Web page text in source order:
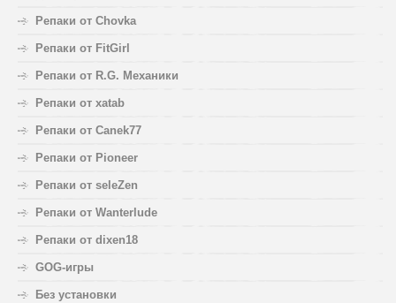
Репаки от Chovka
Репаки от FitGirl
Репаки от R.G. Механики
Репаки от xatab
Репаки от Canek77
Репаки от Pioneer
Репаки от seleZen
Репаки от Wanterlude
Репаки от dixen18
GOG-игры
Без установки